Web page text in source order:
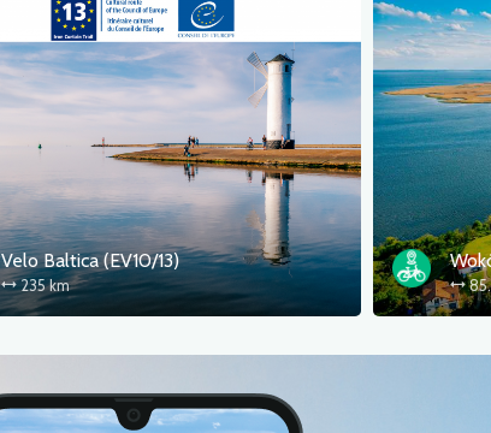
Velo Baltica (EV10/13)
235 km